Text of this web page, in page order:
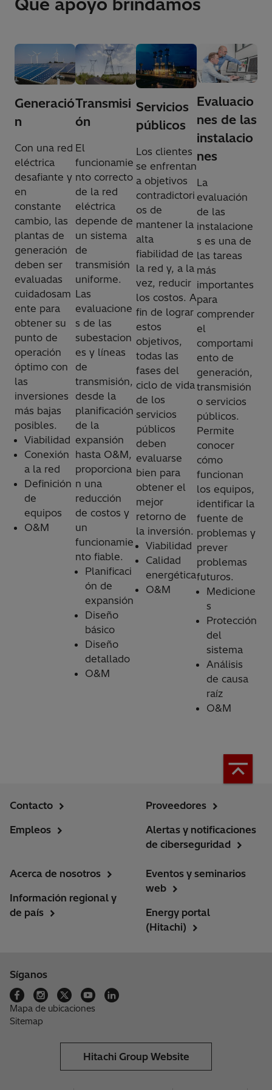
Generació
n
Con una red
eléctrica
desafiante y
en
constante
cambio, las
plantas de
generación
deben ser
evaluadas
cuidadosam
ente para
obtener su
punto de
operación
óptimo con
las
inversiones
más bajas
posibles.
Viabilidad
Conexión
a la red
Definición
de
equipos
O&M
Transmisi
ón
El
funcionamie
nto correcto
de la red
eléctrica
depende de
un sistema
de
transmisión
uniforme.
Las
evaluacione
s de las
subestacion
es y líneas
de
transmisión,
desde la
planificación
de la
expansión
hasta O&M,
proporciona
n una
reducción
de costos y
un
funcionamie
nto fiable.
Planificaci
ón de
expansión
Diseño
básico
Diseño
detallado
O&M
Servicios
públicos
Los clientes
se enfrentan
a objetivos
contradictori
os de
mantener la
alta
fiabilidad de
la red y, a la
vez, reducir
los costos. A
fin de lograr
estos
objetivos,
todas las
fases del
ciclo de vida
de los
servicios
públicos
deben
evaluarse
bien para
obtener el
mejor
retorno de
la inversión.
Viabilidad
Calidad
energética
O&M
Evaluacio
nes de las
instalacio
nes
La
evaluación
de las
instalacione
s es una de
las tareas
más
importantes
para
comprender
el
comportami
ento de
generación,
transmisión
o servicios
públicos.
Permite
conocer
cómo
funcionan
los equipos,
identificar la
fuente de
problemas y
prever
problemas
futuros.
Medicione
s
Protección
del
sistema
Análisis
de causa
raíz
O&M
Contacto
Empleos
Proveedores
Alertas y notificaciones
de ciberseguridad
Acerca de nosotros
Información regional y
de país
Eventos y seminarios
web
Energy portal
(Hitachi)
Síganos
Mapa de ubicaciones
Sitemap
Hitachi Group Website